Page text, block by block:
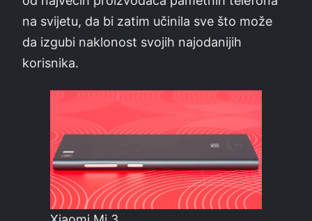
na svijetu, da bi zatim učinila sve što može
da izgubi naklonost svojih najodanijih
korisnika.